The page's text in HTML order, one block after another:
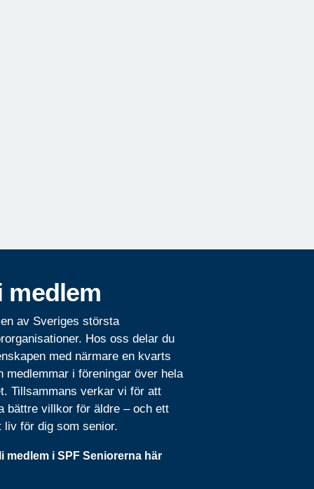
medlem
av Sveriges största
Hos oss delar du
med närmare en kvarts
medlemmar i föreningar över hela
Tillsammans verkar vi för att
bättre villkor för äldre – och ett
liv för dig som senior.
medlem i SPF Seniorerna här